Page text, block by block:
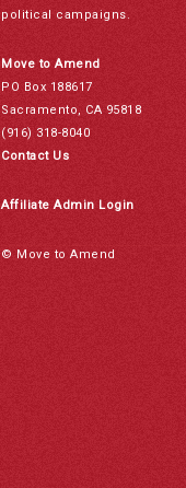
political campaigns.
Move to Amend
PO Box 188617
Sacramento, CA 95818
(916) 318-8040
Contact Us
Affiliate Admin Login
© Move to Amend